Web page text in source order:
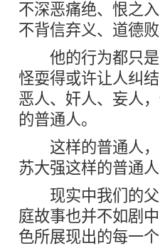
不深恶痛绝、恨之
不背信弃义、道德败
他的行为都只是
怪耍得或许让人纠
恶人、奸人、妄人
的普通人。
这样的普通人，
苏大强这样的普通人
现实中我们的父
庭故事也并不如剧
色所展现出的每一